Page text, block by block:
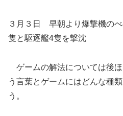
３月３日 早朝より爆撃機の
隻と駆逐艦4隻を撃沈
ゲームの解法については後
う言葉とゲームにはどんな種
う。